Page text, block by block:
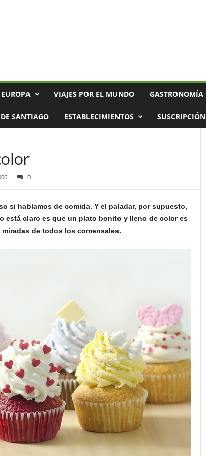
VIAJES POR EL MUNDO GASTRONOMÍA
SANTIAGO ESTABLECIMIENTOS SUSCRIPCIÓN
0
si hablamos de comida. Y el paladar, por supuesto,
está claro es que un plato bonito y lleno de color es
miradas de todos los comensales.